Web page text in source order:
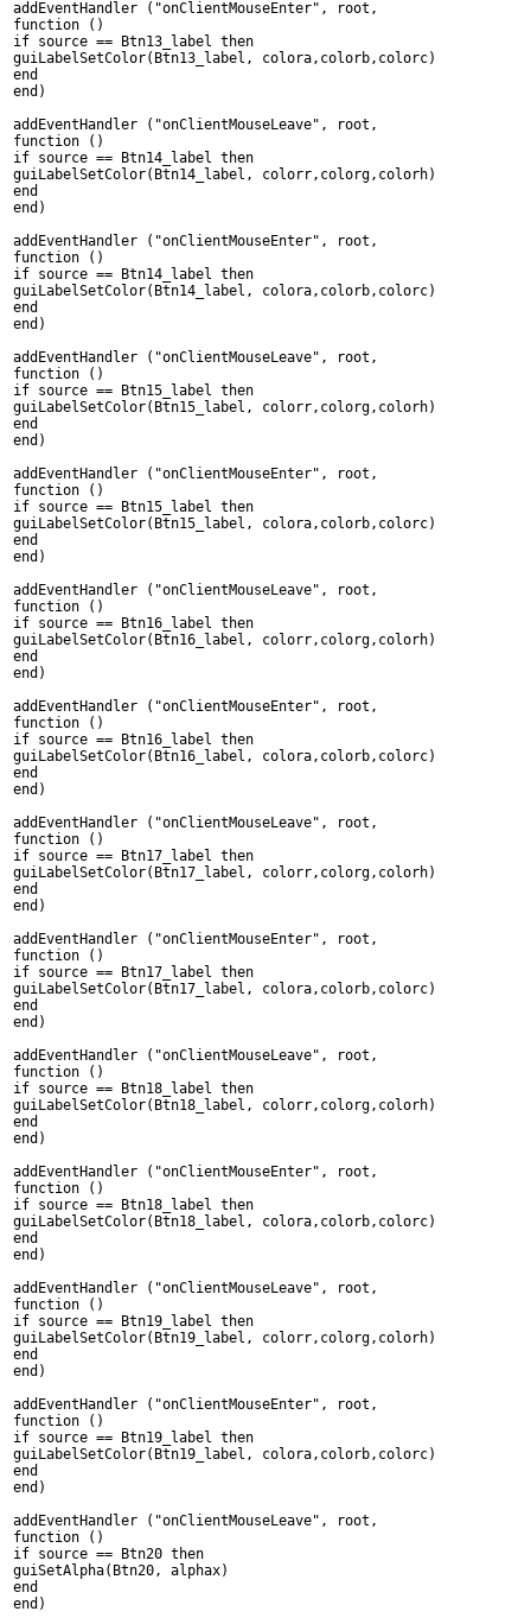
addEventHandler ("onClientMouseEnter", root,
function ()
if source == Btn13_label then
guiLabelSetColor(Btn13_label, colora,colorb,colorc)
end
end)
addEventHandler ("onClientMouseLeave", root,
function ()
if source == Btn14_label then
guiLabelSetColor(Btn14_label, colorr,colorg,colorh)
end
end)
addEventHandler ("onClientMouseEnter", root,
function ()
if source == Btn14_label then
guiLabelSetColor(Btn14_label, colora,colorb,colorc)
end
end)
addEventHandler ("onClientMouseLeave", root,
function ()
if source == Btn15_label then
guiLabelSetColor(Btn15_label, colorr,colorg,colorh)
end
end)
addEventHandler ("onClientMouseEnter", root,
function ()
if source == Btn15_label then
guiLabelSetColor(Btn15_label, colora,colorb,colorc)
end
end)
addEventHandler ("onClientMouseLeave", root,
function ()
if source == Btn16_label then
guiLabelSetColor(Btn16_label, colorr,colorg,colorh)
end
end)
addEventHandler ("onClientMouseEnter", root,
function ()
if source == Btn16_label then
guiLabelSetColor(Btn16_label, colora,colorb,colorc)
end
end)
addEventHandler ("onClientMouseLeave", root,
function ()
if source == Btn17_label then
guiLabelSetColor(Btn17_label, colorr,colorg,colorh)
end
end)
addEventHandler ("onClientMouseEnter", root,
function ()
if source == Btn17_label then
guiLabelSetColor(Btn17_label, colora,colorb,colorc)
end
end)
addEventHandler ("onClientMouseLeave", root,
function ()
if source == Btn18_label then
guiLabelSetColor(Btn18_label, colorr,colorg,colorh)
end
end)
addEventHandler ("onClientMouseEnter", root,
function ()
if source == Btn18_label then
guiLabelSetColor(Btn18_label, colora,colorb,colorc)
end
end)
addEventHandler ("onClientMouseLeave", root,
function ()
if source == Btn19_label then
guiLabelSetColor(Btn19_label, colorr,colorg,colorh)
end
end)
addEventHandler ("onClientMouseEnter", root,
function ()
if source == Btn19_label then
guiLabelSetColor(Btn19_label, colora,colorb,colorc)
end
end)
addEventHandler ("onClientMouseLeave", root,
function ()
if source == Btn20 then
guiSetAlpha(Btn20, alphax)
end
end)